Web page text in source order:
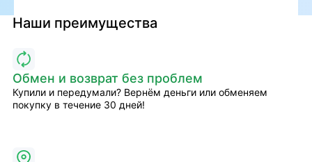
Наши преимущества
Обмен и возврат без проблем
Купили и передумали? Вернём деньги или обменяем
покупку в течение 30 дней!